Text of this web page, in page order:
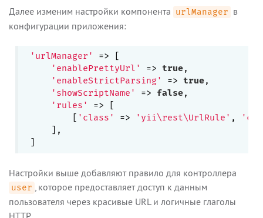
Далее изменим настройки компонента urlManager в
конфигурации приложения:
'urlManager'
=> [
'enablePrettyUrl'
=> true,
'enableStrictParsing'
=> true,
'showScriptName'
=> false,
'rules'
=> [
        [
'class' => 'yii\rest\UrlRule' ,
    ],
Настройки выше добавляют правило для контроллера
user , которое предоставляет доступ к данным
пользователя через красивые URL и логичные глаголы
HTTP.